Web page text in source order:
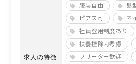
求人の特徴
服装自由 髪
ピアス可
ネ
社員登用制度あり
扶養控除内考慮
フリーター歓迎